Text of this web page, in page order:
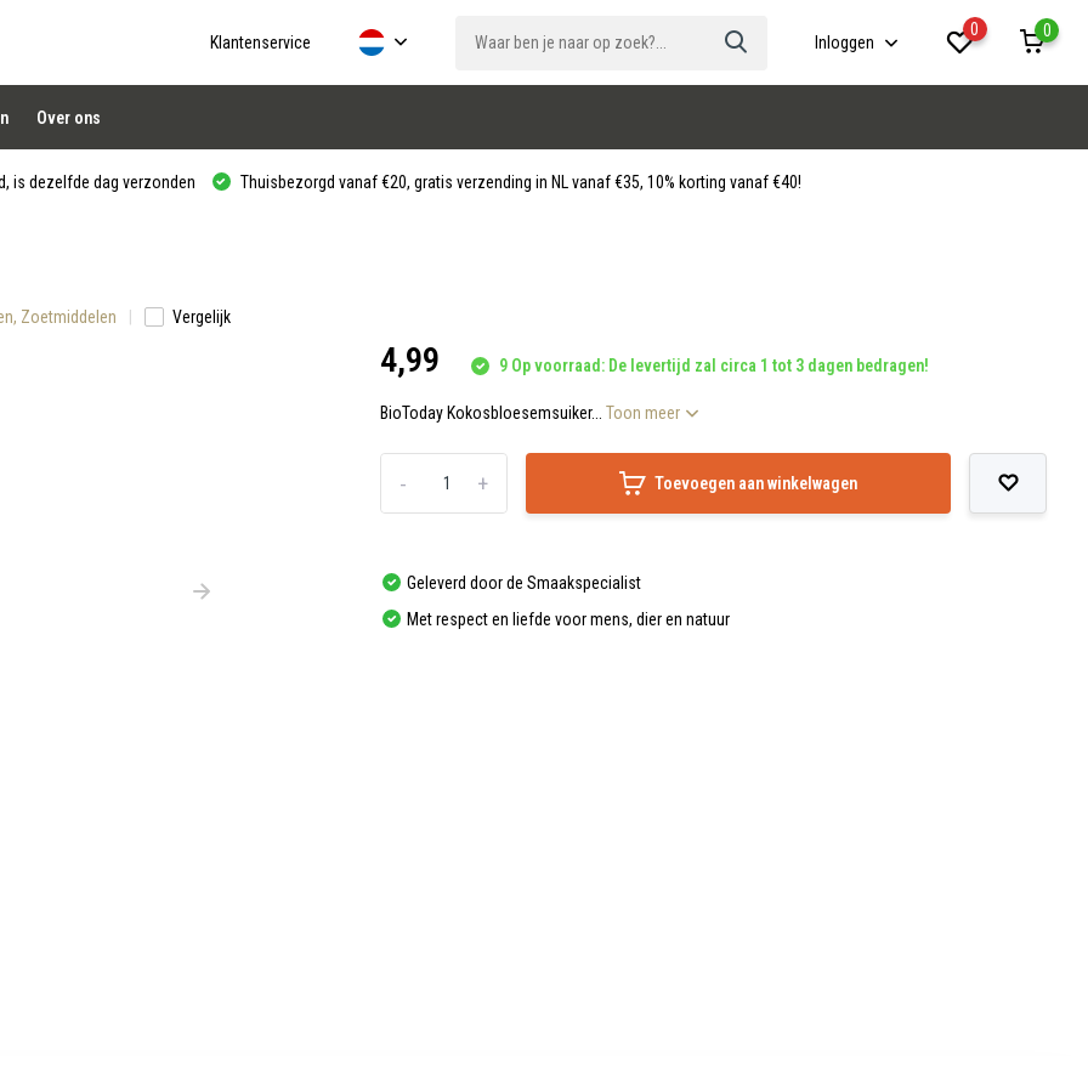
Klantenservice Inloggen
0
0
Over ons
is dezelfde dag verzonden Thuisbezorgd vanaf €20, gratis verzending in NL vanaf €35, 10% korting vanaf €40!
Zoetmiddelen Vergelijk
4,99 9 Op voorraad: De levertijd zal circa 1 tot 3 dagen bedragen!
BioToday Kokosbloesemsuiker...Toon meer
+
- Toevoegen aan winkelwagen
Geleverd door de Smaakspecialist
Met respect en liefde voor mens, dier en natuur